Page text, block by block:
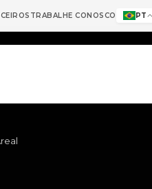
TRABALHE CONOSCO PT